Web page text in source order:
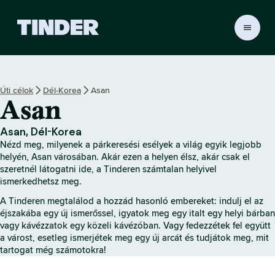
r
d
ő
o
a
l
Úti célok Dél-Korea Asan
Asan
Asan, Dél-Korea
Nézd meg, milyenek a párkeresési esélyek a világ egyik legjobb
helyén, Asan városában. Akár ezen a helyen élsz, akár csak el
szeretnél látogatni ide, a Tinderen számtalan helyivel
ismerkedhetsz meg.
A Tinderen megtalálod a hozzád hasonló embereket: indulj el az
éjszakába egy új ismerőssel, igyatok meg egy italt egy helyi bárban
vagy kávézzatok egy közeli kávézóban. Vagy fedezzétek fel együtt
a várost, esetleg ismerjétek meg egy új arcát és tudjátok meg, mit
tartogat még számotokra!